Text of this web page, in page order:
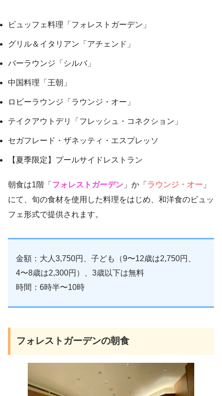
ビュッフェ料理「フォレストガーデン」
グリル＆イタリアン「アチェンド」
バーラウンジ「シルバ」
中国料理「王朝」
ロビーラウンジ「ラウンジ・オー」
テイクアウトデリ「フレッシュ・コネクション」
セガフレード・ザネッティ・エスプレッソ
【夏季限定】プールサイドレストラン
朝食は1階「 フォレストガーデン 」か「 ラウンジ・オー 」
にて、旬の食材を使用した料理をはじめ、和洋食のビュッ
フェ形式で提供されます。
金額：大人3,750円、子ども（9〜12歳は2,750円、
4〜8歳は2,300円）、3歳以下は無料
時間：6時半〜10時
フォレストガーデンの朝食